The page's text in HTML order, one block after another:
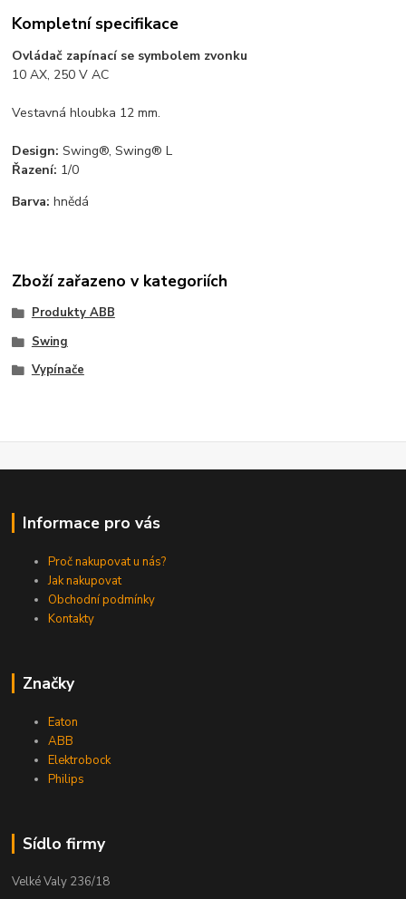
Kompletní specifikace
Ovládač zapínací se symbolem zvonku
10 AX, 250 V AC
Vestavná hloubka 12 mm.
Design: Swing®, Swing® L
Řazení: 1/0
Barva:hnědá
Zboží zařazeno v kategoriích
Produkty ABB
Swing
Vypínače
Informace pro vás
Proč nakupovat u nás?
Jak nakupovat
Obchodní podmínky
Kontakty
Značky
Eaton
ABB
Elektrobock
Philips
Sídlo firmy
Velké Valy 236/18